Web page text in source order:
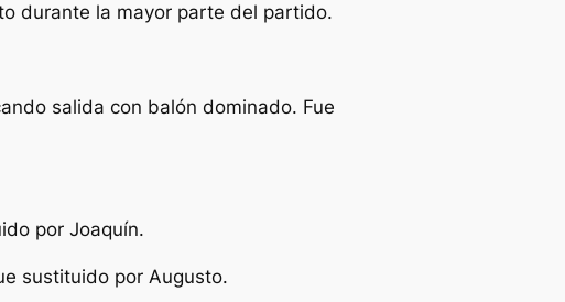
durante la mayor parte del partido.
salida con balón dominado. Fue
por Joaquín.
sustituido por Augusto.